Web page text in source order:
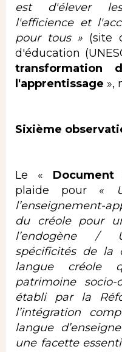
est d'élever
l'efficience et
pour tous » (site
d'éducation
transformation
l'apprentissage »,
Sixième
Le «
plaide pour «
l’enseignement-
du créole pour
l’endogène /
spécificités de la
langue créole
patrimoine
établi par la
l’intégration
langue
une facette